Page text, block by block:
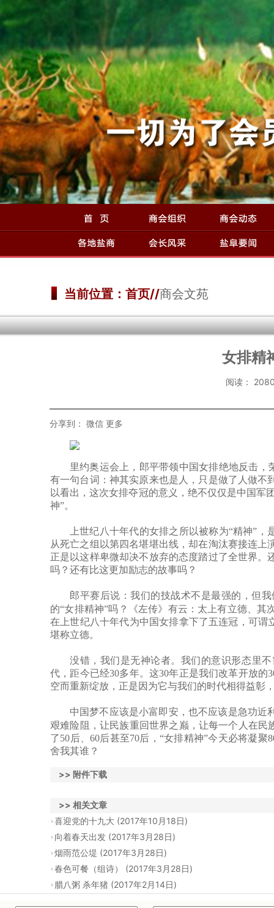
当前位置：首页//商会文苑
女排精
阅读：
分享到： 微信 更多
里约奥运会上，郎平带领中国女排绝地反击
有一句台词：神其实原来也是人，只是做了人做
以看出，这次女排夺冠的意义，绝不仅仅是中国军
神”。
上世纪八十年代的女排之所以被称为“精神”，
从死亡之组以第四名堪堪出线，却在淘汰赛接连
正是以这样卑微却决不放弃的态度踏过了全世界
吗？还有比这更加励志的故事吗？
郎平赛后说：我们的技战术不是最强的，但
的“女排精神”吗？《左传》有云：太上有立德、
在上世纪八十年代为中国女排拿下了五连冠，可谓
堪称立德。
没错，我们是无神论者。我们的意识形态里
代，距今已经30多年。这30年正是我们改革开放
空而重新绽放，正是因为它与我们的时代相得益彰
中国梦不应该是小富即安，也不应该是急功
艰难险阻，让民族重回世界之巅，让每一个人在民
了50后、60后甚至70后，“女排精神”今天必将凝
舍我其谁？
>> 附件下载
>> 相关文章
喜迎党的十九大 (2017年10月18日)
向着春天出发 (2017年3月28日)
烟雨范公堤 (2017年3月28日)
春色可餐（组诗） (2017年3月28日)
腊八粥 杀年猪 (2017年2月14日)